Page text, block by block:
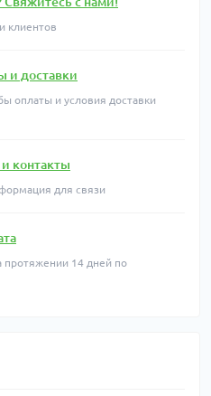
клиентов
и доставки
оплаты и условия доставки
контакты
для связи
протяжении 14 дней по